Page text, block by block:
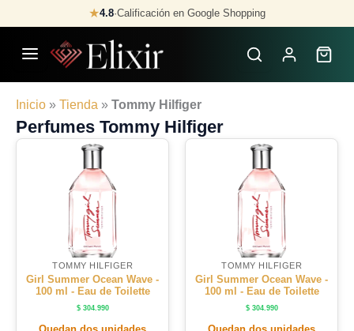
to
content
★4.8·Calificación en Google Shopping
Inicio » Tienda » Tommy Hilfiger
Perfumes Tommy Hilfiger
TOMMY HILFIGER
Girl Summer Ocean Wave -
100 ml - Eau de Toilette
$304.990
TOMMY HILFIGER
Girl Summer Ocean Wave -
100 ml - Eau de Toilette
$304.990